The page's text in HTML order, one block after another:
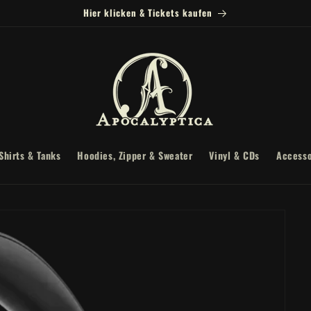
Hier klicken & Tickets kaufen
& Tanks Hoodies, Zipper & Sweater Vinyl & CDs